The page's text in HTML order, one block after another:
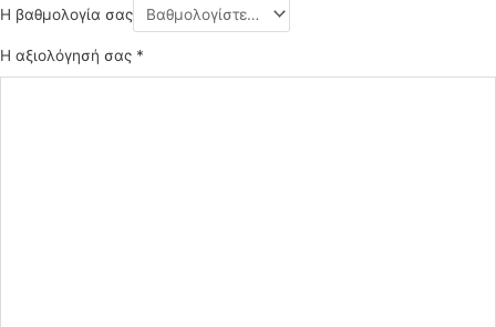
Η βαθμολογία σας
Η αξιολόγησή σας *